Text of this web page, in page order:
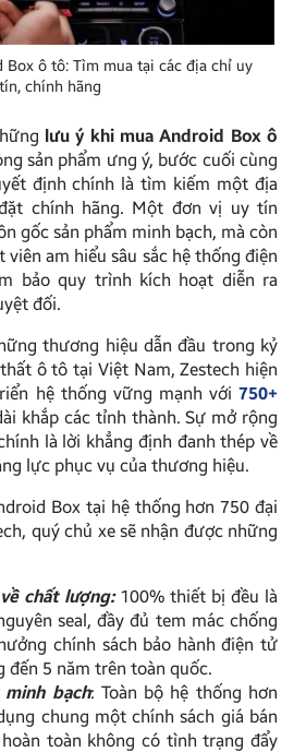
Box ô tô: Tìm mua tại các địa chỉ uy
tín, chính hãng
lưu ý khi mua Android Box ô
sản phẩm ưng ý, bước cuối cùng
định chính là tìm kiếm một địa
chính hãng. Một đơn vị uy tín
gốc sản phẩm minh bạch, mà còn
am hiểu sâu sắc hệ thống điện
bảo quy trình kích hoạt diễn ra
đối.
thương hiệu dẫn đầu trong kỷ
ô tô tại Việt Nam, Zestech hiện
hệ thống vững mạnh với 750+
khắp các tỉnh thành. Sự mở rộng
là lời khẳng định đanh thép về
lực phục vụ của thương hiệu.
Box tại hệ thống hơn 750 đại
quý chủ xe sẽ nhận được những
chất lượng:100% thiết bị đều là
seal, đầy đủ tem mác chống
chính sách bảo hành điện tử
đến 5 năm trên toàn quốc.
bạch: Toàn bộ hệ thống hơn
chung một chính sách giá bán
toàn không có tình trạng đẩy